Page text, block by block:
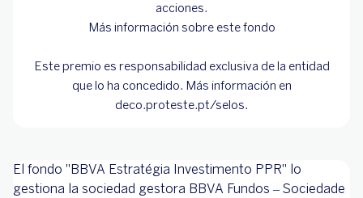
acciones.
Más información sobre este fondo
Este premio es responsabilidad exclusiva de la entidad
que lo ha concedido. Más información en
deco.proteste.pt/selos.
El fondo ''BBVA Estratégia Investimento PPR" lo
gestiona la sociedad gestora BBVA Fundos – Sociedade